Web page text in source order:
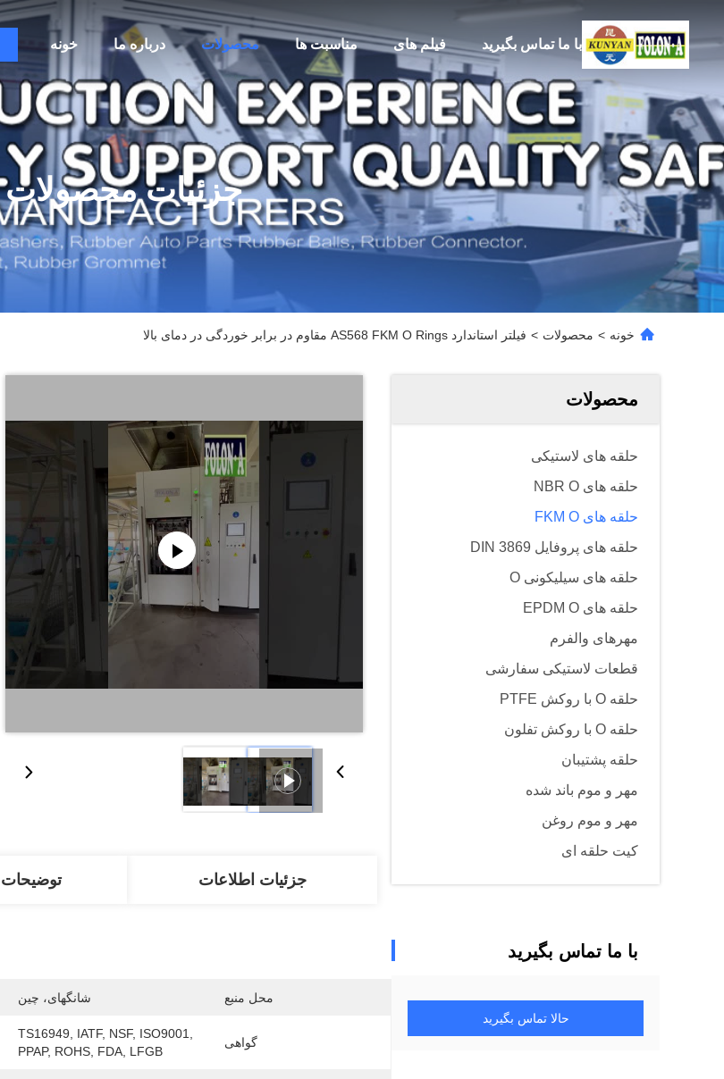
خونه درباره ما محصولات مناسبت ها فیلم های با ما تماس بگیرید
جزئیات محصولات
خونه > محصولات > فیلتر استاندارد AS568 FKM O Rings مقاوم در برابر خوردگی در دمای بالا
محصولات
حلقه های لاستیکی
حلقه های NBR O
حلقه های FKM O
حلقه های پروفایل DIN 3869
حلقه های سیلیکونی O
حلقه های EPDM O
مهرهای والفرم
قطعات لاستیکی سفارشی
حلقه O با روکش PTFE
حلقه O با روکش تفلون
حلقه پشتیبان
مهر و موم باند شده
مهر و موم روغن
کیت حلقه ای
با ما تماس بگیرید
حالا تماس بگیرید
جزئیات اطلاعات
محل منبع شانگهای، چین
گواهی
TS16949, IATF, NSF, ISO9001,
PPAP, ROHS, FDA, LFGB